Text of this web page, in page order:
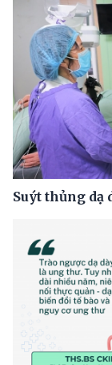
Suýt thủng dạ